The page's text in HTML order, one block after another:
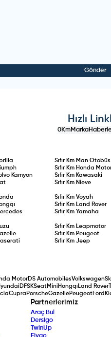
Gönder
Hızlı
0KmMarka
Sıfır Km Man Otobüs
Sıfır Km Honda
Kamyon Sıfır Km Kawasaki
Sıfır Km Nieve
Sıfır Km Voyah
Sıfır Km Land Rover
Sıfır Km Yamaha
Sıfır Km Leapmotor
Sıfır Km Peugeot
Sıfır Km Jeep
MotorDS AutomobilesVolkswagen
DFSKSeatMini Hongqı Land Rover
Cupra PorscheGazellePeugeotFord
Partnerlerimiz
Araç Bul
Dersigo
TwinUp